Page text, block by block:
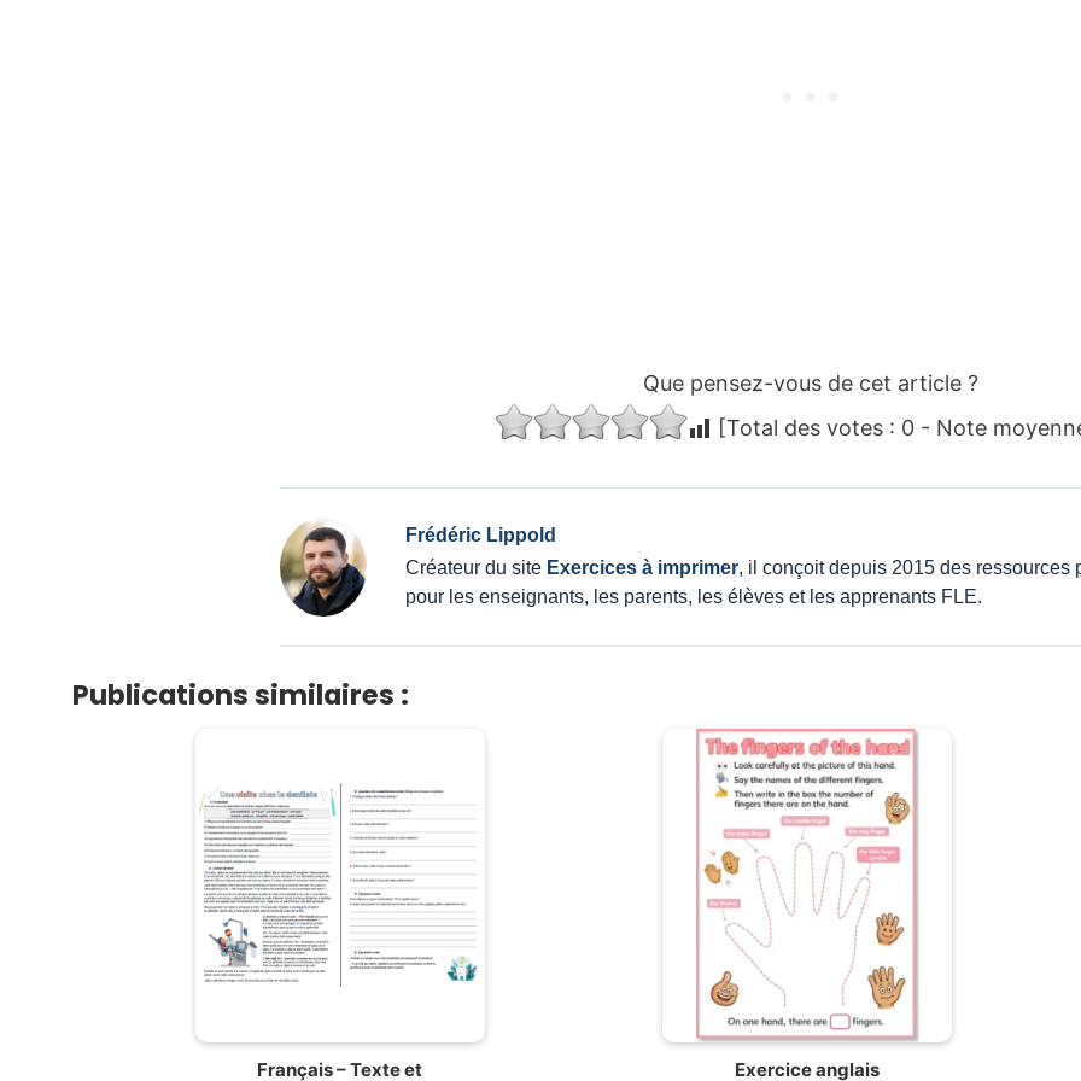
Que pensez-vous de cet article ?
[Total des votes : 0- Note
Frédéric Lippold
Créateur du site Exercices à imprimer, il conçoit depuis 2015 des ressources
pour les enseignants, les parents, les élèves et les apprenants FLE.
Publications similaires :
Français – Texte et Exercice anglais